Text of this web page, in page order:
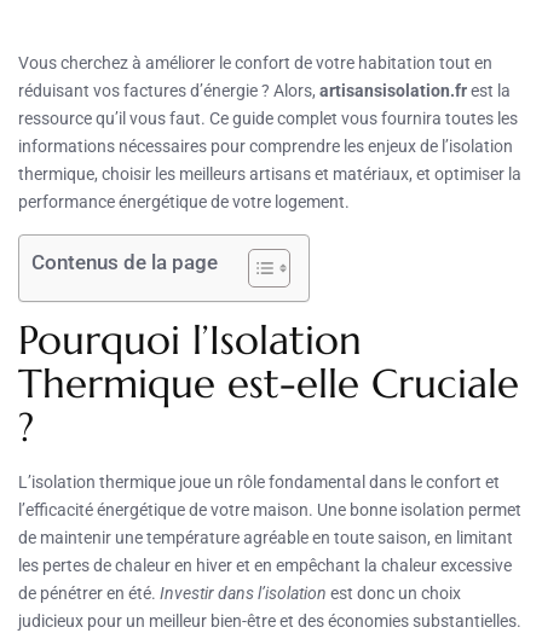
Vous cherchez à améliorer le confort de votre habitation tout en
réduisant vos factures d’énergie ? Alors, artisansisolation.frest la
ressource qu’il vous faut. Ce guide complet vous fournira toutes les
informations nécessaires pour comprendre les enjeux de l’isolation
thermique, choisir les meilleurs artisans et matériaux, et optimiser la
performance énergétique de votre logement.
Contenus de la page
Pourquoi l’Isolation
Thermique est-elle Cruciale
?
L’isolation thermique joue un rôle fondamental dans le confort et
l’efficacité énergétique de votre maison. Une bonne isolation permet
de maintenir une température agréable en toute saison, en limitant
les pertes de chaleur en hiver et en empêchant la chaleur excessive
de pénétrer en été. Investir dans l’isolation est donc un choix
judicieux pour un meilleur bien-être et des économies substantielles.